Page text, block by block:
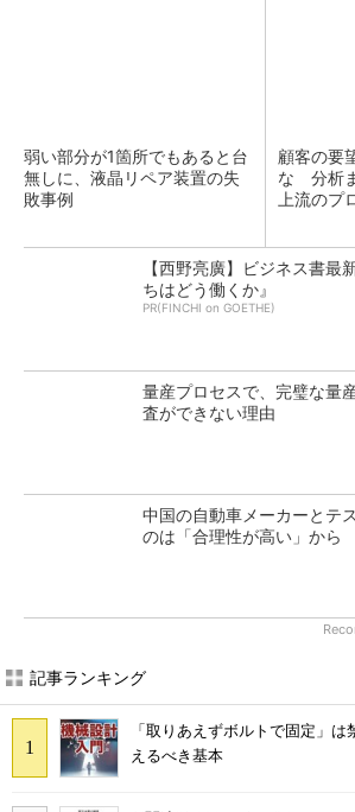
弱い部分が1箇所でもあると台
無しに、液晶リペア装置の失
敗事例
顧客の要
な 分析
上流のプ
【西野亮廣】ビジネス書
ちはどう働くか』
PR(FINCHI on GOETHE)
量産プロセスで、完璧な量
査ができない理由
中国の自動車メーカーとテ
のは「合理性が高い」から
記事ランキング
「取りあえずボルトで固定」
えるべき基本